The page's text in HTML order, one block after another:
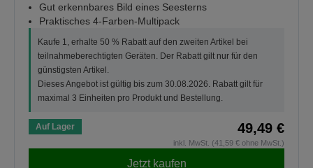
Gut erkennbares Bild eines Seesterns
Praktisches 4-Farben-Multipack
Kaufe 1, erhalte 50 % Rabatt auf den zweiten Artikel bei
teilnahmeberechtigten Geräten. Der Rabatt gilt nur für den
günstigsten Artikel.
Dieses Angebot ist gültig bis zum 30.08.2026. Rabatt gilt für
maximal 3 Einheiten pro Produkt und Bestellung.
Auf Lager 49,49 €
inkl. MwSt. (41,59 € ohne MwSt.)
Jetzt kaufen